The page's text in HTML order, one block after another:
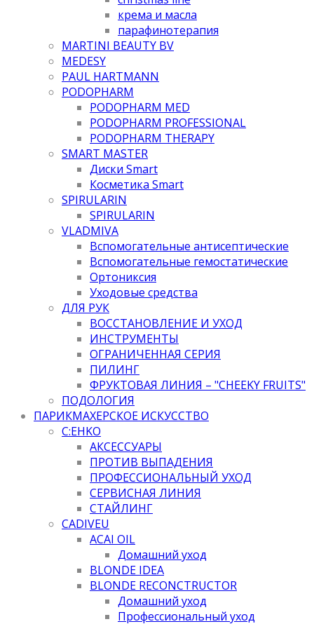
крема и масла
парафинотерапия
MARTINI BEAUTY BV
MEDESY
PAUL HARTMANN
PODOPHARM
PODOPHARM MED
PODOPHARM PROFESSIONAL
PODOPHARM THERAPY
SMART MASTER
Диски Smart
Косметика Smart
SPIRULARIN
SPIRULARIN
VLADMIVA
Вспомогательные антисептические
Вспомогательные гемостатические
Ортониксия
Уходовые средства
ДЛЯ РУК
ВОССТАНОВЛЕНИЕ И УХОД
ИНСТРУМЕНТЫ
ОГРАНИЧЕННАЯ СЕРИЯ
ПИЛИНГ
ФРУКТОВАЯ ЛИНИЯ – "CHEEKY FRUITS"
ПОДОЛОГИЯ
ПАРИКМАХЕРСКОЕ ИСКУССТВО
C:EHKO
АКСЕССУАРЫ
ПРОТИВ ВЫПАДЕНИЯ
ПРОФЕССИОНАЛЬНЫЙ УХОД
СЕРВИСНАЯ ЛИНИЯ
СТАЙЛИНГ
CADIVEU
ACAI OIL
Домашний уход
BLONDE IDEA
BLONDE RECONCTRUCTOR
Домашний уход
Профессиональный уход